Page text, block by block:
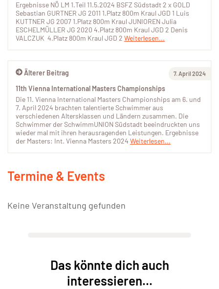
Älterer Beitrag 7. April 2024
11th Vienna International Masters Championships
Die 11. Vienna International Masters Championships am 6. und
7. April 2024 brachten talentierte Schwimmer aus
verschiedenen Altersklassen und Ländern zusammen. Die
Schwimmer der SchwimmUNION Südstadt beeindruckten uns
wieder mal mit ihren herausragenden Leistungen. Ergebnisse
der Masters: Int. Vienna Masters 2024 Weiterlesen...
Ergebnisse NÖ LM 1.Teil 11.5.2024 BSFZ Südstadt 2 x GOLD
Sebastian GURTNER JG 2011 1.Platz 800m Kraul JGD 1 Luis
KUTTNER JG 2007 1.Platz 800m Kraul JUNIOREN Julia
ESCHELMÜLLER JG 2020 4.Platz 800m Kraul JGD 2 Denis
VALCZUK 4.Platz 800m Kraul JGD 2 Weiterlesen...
Termine & Events
Keine Veranstaltung gefunden
Das könnte dich auch
interessieren...